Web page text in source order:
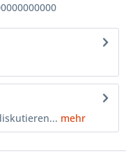
mehr